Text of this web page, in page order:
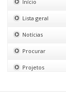
Início
Lista geral
Notícias
Procurar
Projetos